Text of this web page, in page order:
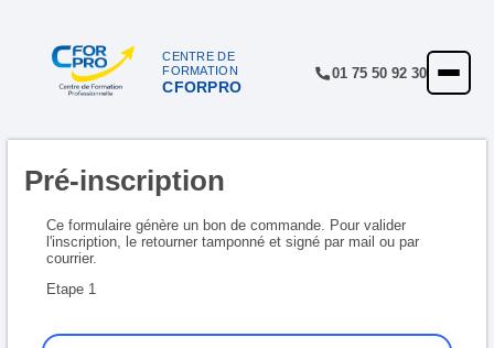
CENTRE DE
FORMATION
CFORPRO
01 75 50 92 30
ACCUEIL
NOTRE OFFRE
Pré-inscription
Ce formulaire génère un bon de commande. Pour valider
l'inscription, le retourner tamponné et signé par mail ou par
courrier.
Etape 1